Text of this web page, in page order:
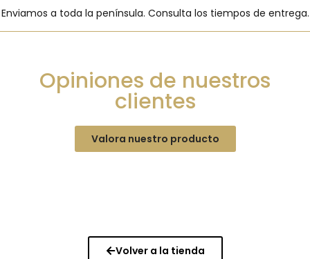
Enviamos a toda la península. Consulta los tiempos de entrega.
Opiniones de nuestros
clientes
Valora nuestro producto
Volver a la tienda